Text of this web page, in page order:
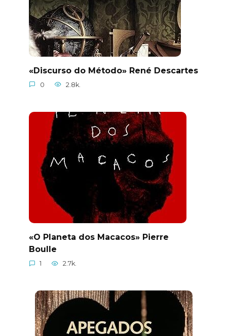
«Discurso do Método» René Descartes
0 2.8k.
«O Planeta dos Macacos» Pierre
Boulle
1 2.7k.